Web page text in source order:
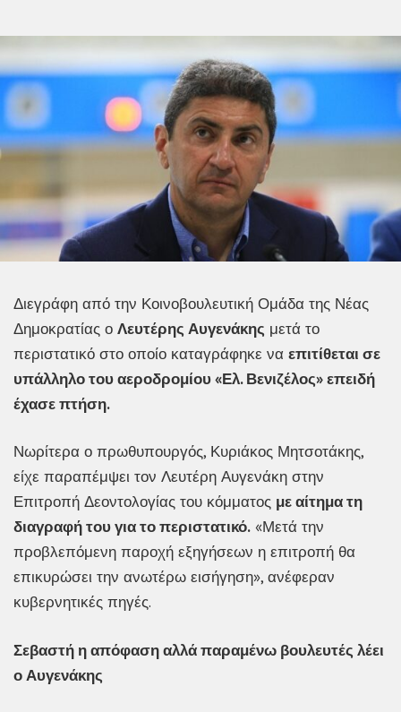
Διεγράφη από την Κοινοβουλευτική Ομάδα της Νέας
Δημοκρατίας ο Λευτέρης Αυγενάκης μετά το
περιστατικό στο οποίο καταγράφηκε να επιτίθεται σε
υπάλληλο του αεροδρομίου «Ελ. Βενιζέλος» επειδή
έχασε πτήση.
Νωρίτερα ο πρωθυπουργός, Κυριάκος Μητσοτάκης,
είχε παραπέμψει τον Λευτέρη Αυγενάκη στην
Επιτροπή Δεοντολογίας του κόμματος με αίτημα τη
διαγραφή του για το περιστατικό. «Μετά την
προβλεπόμενη παροχή εξηγήσεων η επιτροπή θα
επικυρώσει την ανωτέρω εισήγηση», ανέφεραν
κυβερνητικές πηγές.
Σεβαστή η απόφαση αλλά παραμένω βουλευτές λέει
ο Αυγενάκης